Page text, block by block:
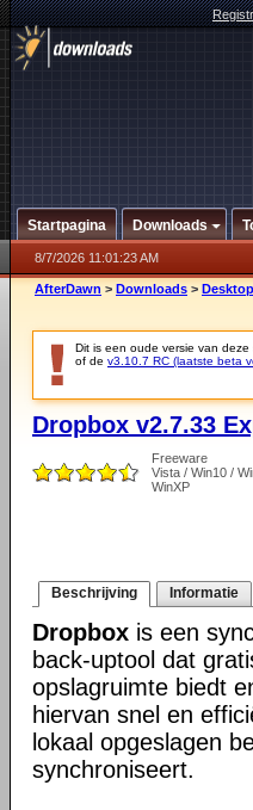
Startpagina Downloads
8/7/2026 11:01:23 AM
AfterDawn > Downloads > Desktop
Dit is een oude versie van
of de v3.10.7 RC (laatste beta
Dropbox v2.7.33
Freeware
Vista / Win10 /
WinXP
Beschrijving Informatie
Dropbox is een
back-uptool dat
opslagruimte biedt
hiervan snel en
lokaal opgeslagen
synchroniseert.